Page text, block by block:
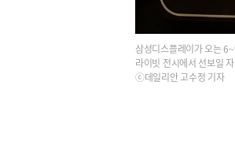
삼성디스플레이가 오는
라이빗 전시에서 선보일
ⓒ데일리안 고수정 기자